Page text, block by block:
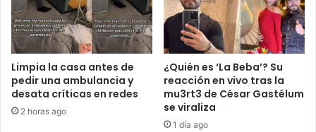
Limpia la casa antes de
pedir una ambulancia y
desata críticas en redes
2 horas ago
¿Quién es ‘La Beba’? Su
reacción en vivo tras la
mu3rt3 de César Gastélum
se viraliza
1 día ago